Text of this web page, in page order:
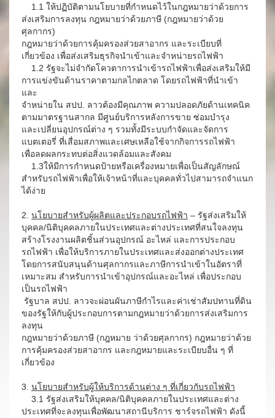
1.1 ให้ปฏิบัติตามนโยบายที่กำหนดไว้ในกฎหมายว่าด้วยการ
ส่งเสริมการลงทุน กฎหมายว่าด้วยภาษี (กฎหมายว่าด้วย
ศุลกากร)
กฎหมายว่าด้วยการคุ้มครองส่วยสาอากร และระเบียบที่
เกี่ยวข้อง เพื่อส่งเสริมธุรกิจนำเข้าและจำหน่ายรถไฟฟ้า
1.2 รัฐจะไม่จำกัดโควตาการนำเข้ารถไฟฟ้าเพื่อส่งเสริมให้มี
การแข่งขันด้านราคาตามกลไกตลาด โดยรถไฟฟ้าที่นำเข้า
และ
จำหน่ายใน สปป. ลาวต้องมีคุณภาพ ความปลอดภัยด้านเทคนิค
ตามมาตรฐานสากล มีศูนย์บริการหลังการขาย ซ่อมบำรุง
และเปลี่ยนอุปกรณ์ต่าง ๆ รวมทั้งมีระบบกำจัดและจัดการ
แบตเตอรี่ ที่เสื่อมสภาพและเศษเหลือใช้จากกิจการรถไฟฟ้า
เพื่อลดผลกระทบต่อสิ่งแวดล้อมและสังคม
1.3ให้มีการกำหนดป้ายหรือเครื่องหมายเพื่อเป็นสัญลักษณ์
สำหรับรถไฟฟ้าเพื่อให้เจ้าหน้าที่และบุคคลทั่วไปสามารถจำแนก
ได้ง่าย
2. นโยบายสำหรับผู้ผลิตและประกอบรถไฟฟ้า – รัฐส่งเสริมให้
บุคคล/นิติบุคคลภายในประเทศและต่างประเทศที่สนใจลงทุน
สร้างโรงงานผลิตชิ้นส่วนอุปกรณ์ อะไหล่ และการประกอบ
รถไฟฟ้า เพื่อให้บริการภายในประเทศและส่งออกต่างประเทศ
โดยการสนับสนุนด้านศุลกากรและภาษีการนำเข้าในอัตราที่
เหมาะสม สำหรับการนำเข้าอุปกรณ์และอะไหล่ เพื่อประกอบ
เป็นรถไฟฟ้า
รัฐบาล สปป. ลาวจะผ่อนผันภาษีกำไรและค่าเช่าสัมปทานที่ดิน
ของรัฐให้กับผู้ประกอบการตามกฎหมายว่าด้วยการส่งเสริมการ
ลงทุน
กฎหมายว่าด้วยภาษี (กฎหมาย ว่าด้วยศุลกากร) กฎหมายว่าด้วย
การคุ้มครองส่วยสาอากร และกฎหมายและระเบียบอื่น ๆ ที่
เกี่ยวข้อง
3. นโยบายสำหรับผู้ให้บริการด้านต่าง ๆ ที่เกี่ยวกับรถไฟฟ้า
3.1 รัฐส่งเสริมให้บุคคล/นิติบุคคลภายในประเทศและต่าง
ประเทศที่จะลงทุนเพื่อพัฒนาสถานีบริการ ชาร์จรถไฟฟ้า ดังนี้